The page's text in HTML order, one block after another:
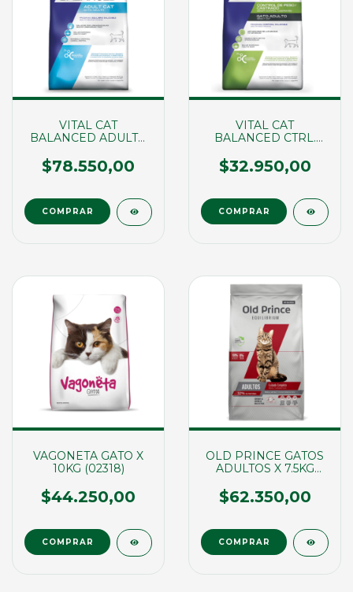
VITAL CAT
BALANCED ADULTO
$78.550,00
VITAL CAT
BALANCED CTRL.
(01620)
$32.950,00
VAGONETA GATO X
10KG (02318)
$44.250,00
OLD PRINCE GATOS
ADULTOS X 7.5KG
$62.350,00